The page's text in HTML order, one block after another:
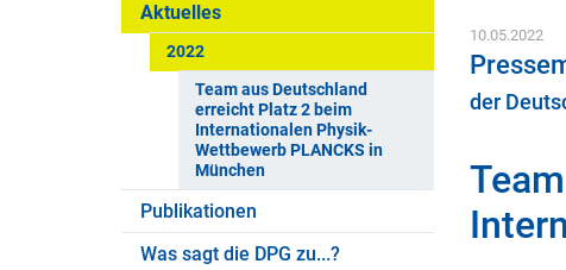
Aktuelles
2022
Team aus Deutschland
erreicht Platz 2 beim
Internationalen Physik-
Wettbewerb PLANCKS in
München
Publikationen
Was sagt die DPG zu...?
10.05.2022
der